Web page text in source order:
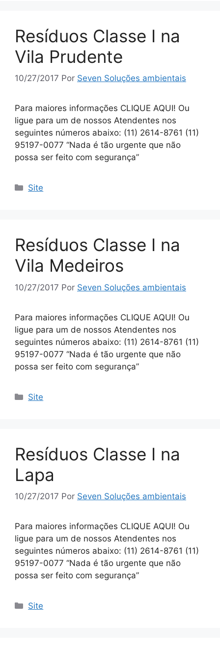
Resíduos Classe I na
Vila Prudente
10/27/2017 Por Seven Soluções ambientais
Para maiores informações CLIQUE AQUI! Ou
ligue para um de nossos Atendentes nos
seguintes números abaixo: (11) 2614-8761 (11)
95197-0077 “Nada é tão urgente que não
possa ser feito com segurança”
Site
Resíduos Classe I na
Vila Medeiros
10/27/2017 Por Seven Soluções ambientais
Para maiores informações CLIQUE AQUI! Ou
ligue para um de nossos Atendentes nos
seguintes números abaixo: (11) 2614-8761 (11)
95197-0077 “Nada é tão urgente que não
possa ser feito com segurança”
Site
Resíduos Classe I na
Lapa
10/27/2017 Por Seven Soluções ambientais
Para maiores informações CLIQUE AQUI! Ou
ligue para um de nossos Atendentes nos
seguintes números abaixo: (11) 2614-8761 (11)
95197-0077 “Nada é tão urgente que não
possa ser feito com segurança”
Site